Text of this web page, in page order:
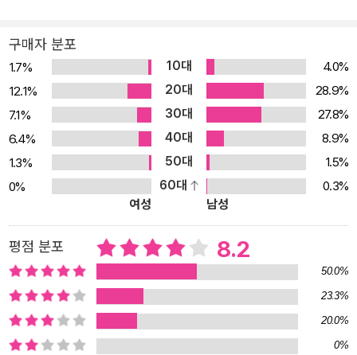
는 브루스 웨인이 위험천만한 자동차 레이싱에서 사고를 당한 후 가
까스로 탈출하는 장면으로 시작한다. 배트맨이 마지막 모습을 드러낸
지 10년. 50대가 된 브루스 웨인은 과거의 상처를 잊으려 술에 의존
하고 때로는 위험한 레이싱에 몰두하면서 하루하루를 소진하고 있다.
한편으로 한때의 친구 하비 덴트(투페이스)의 정신 치료에 후원금을
내면서 악은 제거될 수 있고, 범죄자는 교정될 수 있음을 증명하려 한
다. 그러나 갱단 ‘돌연변이파’의 등에 의해 계속되는 범죄 행각과 텔레
비전에서 방영하는 영화 「쾌걸 조로」는(밥 케인은 가면 히어로 쾌걸
조로를 배트맨의 모티브로 삼았을 뿐더러, 만화 속에서 부모님이 거
리에서 살해당하던 날 보았던 영화가 「쾌걸 조로」였다.) 그저 백만장
자 노인으로 살아가려 했던 브루스 웨인을 자경단원 배트맨으로 다시
금 불러낸다. 범죄를 처단하는 영웅인가, 법질서를 무시하고 날뛰는
또 다른 범죄자일 뿐인가. 배트맨의 재등장에 대해 고담 시민들의 의
견이 분분한 와중에 그를 모방한 범죄까지 일어나면서 논란은 더욱
뜨거워진다. 그리고 드디어, 브루스가 후원까지 해가며 치료하려 했
구매자 분포
1.7% 10대
4.0%
12.1%
20대
28.9%
7.1%
30대
27.8%
6.4%
40대
8.9%
1.3%
50대
1.5%
0%
60대
0.3%
여성
남성
평점 분포 8.2
50.0%
23.3%
20.0%
0%